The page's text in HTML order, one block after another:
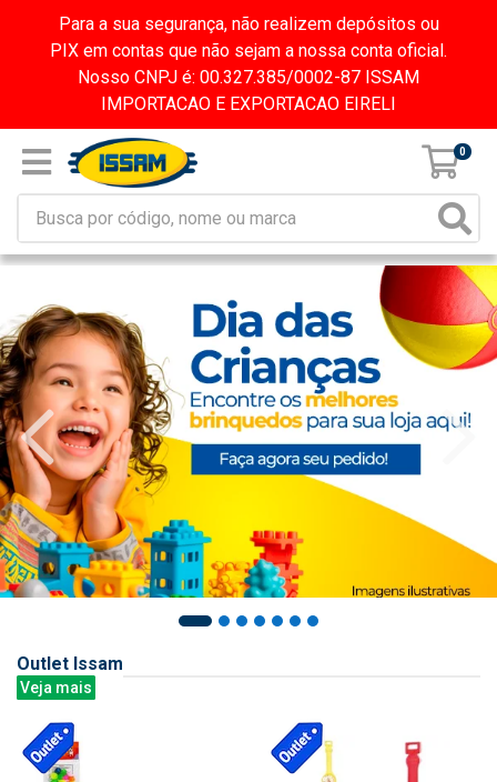
Para a sua segurança, não realizem depósitos ou
PIX em contas que não sejam a nossa conta oficial.
Nosso CNPJ é: 00.327.385/0002-87 ISSAM
IMPORTACAO E EXPORTACAO EIRELI
0
Outlet Issam
Veja mais